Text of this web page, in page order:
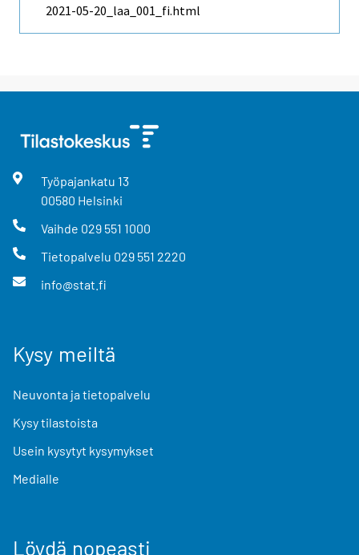
2021-05-20_laa_001_fi.html
Työpajankatu 13
00580 Helsinki
Vaihde 029 551 1000
Tietopalvelu 029 551 2220
info@stat.fi
Kysy meiltä
Neuvonta ja tietopalvelu
Kysy tilastoista
Usein kysytyt kysymykset
Medialle
Löydä nopeasti